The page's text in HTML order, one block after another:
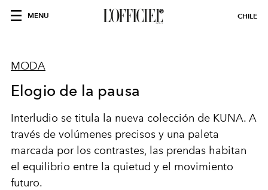
MENU CHILE
MODA
Elogio de la pausa
Interludio se titula la nueva colección de KUNA. A
través de volúmenes precisos y una paleta
marcada por los contrastes, las prendas habitan
el equilibrio entre la quietud y el movimiento
futuro.